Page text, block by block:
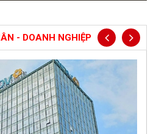
- DOANH NGHIỆP